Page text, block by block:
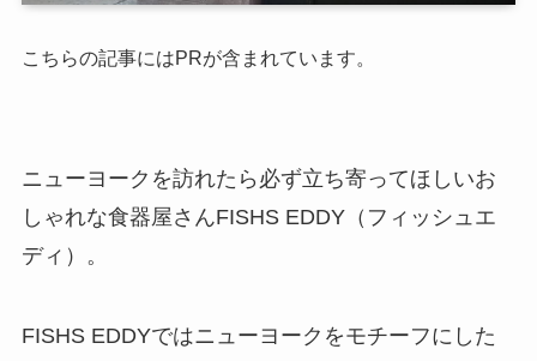
こちらの記事にはPRが含まれています。
ニューヨークを訪れたら必ず立ち寄ってほしいお
しゃれな食器屋さんFISHS EDDY（フィッシュエ
ディ）。
FISHS EDDYではニューヨークをモチーフにした